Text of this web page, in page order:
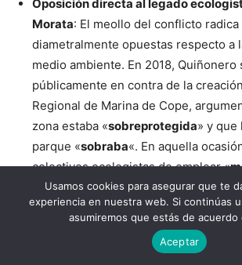
Oposición directa al legado
Morata: El meollo del conflicto
diametralmente opuestas respecto a
medio ambiente. En 2018, Quiñonero
públicamente en contra de la
Regional de Marina de Cope,
zona estaba «sobreprotegida» y que
parque «sobraba«. En aquella
colectivos ecologistas de emplear «
demagogia» y «presión«. Esta
confrontación directa con la labor de
Pedro Costa Morata, Premio Nacional
Ambiente y líder de la luchacontra
Usamos cookies para asegurar que te
experiencia en nuestra web. Si continúas
asumiremos que estás de acuerdo
Aceptar